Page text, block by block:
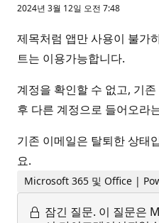
2024년 3월 12일 오전 7:48
제목처럼 앱만 사용이 불가
트는 이용가능합니다.
계정을 확인할 수 없고, 기
후 다른 계정으로 들어오라
기존 이메일은 탈퇴한 상태
요.
Microsoft 365 및 Office |
잠긴 질문. 이 질문은